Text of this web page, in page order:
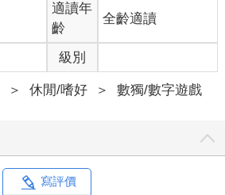
適讀年
齡
全齡適讀
級別
＞ 休閒/嗜好 ＞ 數獨/數字遊戲
寫評價